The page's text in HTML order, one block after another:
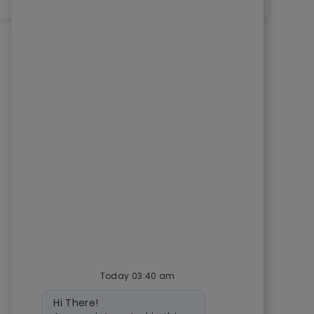
Today 03:40 am
Bot message
Hi There!